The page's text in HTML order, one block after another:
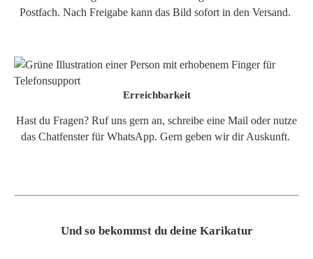
Postfach. Nach Freigabe kann das Bild sofort in den Versand.
Erreichbarkeit
Hast du Fragen? Ruf uns gern an, schreibe eine Mail oder nutze
das Chatfenster für WhatsApp. Gern geben wir dir Auskunft.
Und so bekommst du deine Karikatur